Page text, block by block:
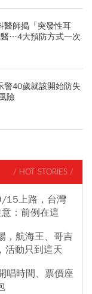
醫師揭「突發性耳
…4大預防方式一次
警40歲就該開始防失
險
/ HOT STORIES /
15上路，台灣
：前例在這
，航海王、哥吉
活動只到這天
唱時間、票價座